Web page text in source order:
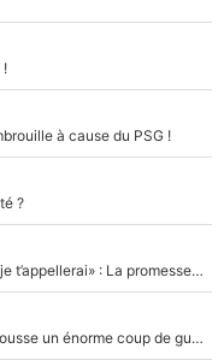
!
à cause du PSG !
?
Mercato - OM - «Dès que je prends un club, je t’appellerai» : La promesse de Marcelino au moment de claquer la porte
Victime de racisme contre Murray, Kyrgios pousse un énorme coup de gueule !